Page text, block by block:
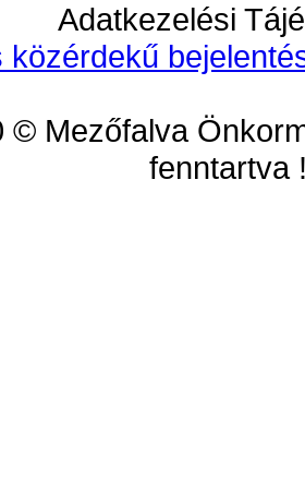
Adatkezelési
közérdekű
© Mezőfalva
fenntartva